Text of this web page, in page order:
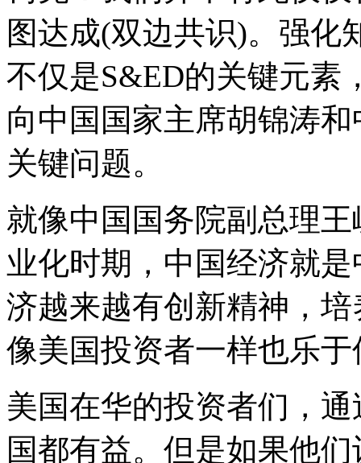
图达成(双边共识)。强化
不仅是S&ED的关键元素
向中国国家主席胡锦涛
关键问题。
就像中国国务院副总理
业化时期，中国经济就
济越来越有创新精神，
像美国投资者一样也乐
美国在华的投资者们，
国都有益。但是如果他